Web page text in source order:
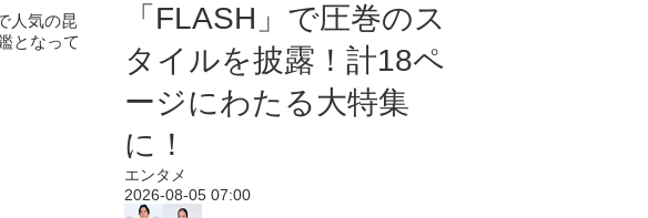
人気の昆
となって
「FLASH」で圧巻のス
タイルを披露！計18ペ
ージにわたる大特集
に！
エンタメ
2026-08-05 07:00